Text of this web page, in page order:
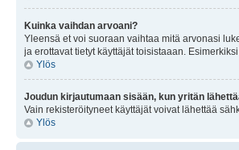
Kuinka vaihdan arvoani?
Yleensä et voi suoraan vaihtaa mitä arvonasi
ja erottavat tietyt käyttäjät toisistaaan.
Ylös
Joudun kirjautumaan sisään, kun yritän
Vain rekisteröityneet käyttäjät voivat lähettää
Ylös